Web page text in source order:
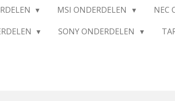
MSI ONDERDELEN NEC
SONY ONDERDELEN